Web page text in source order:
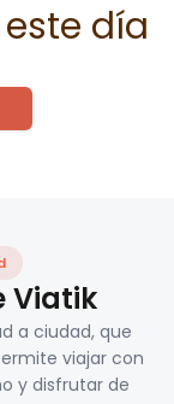
día
Viatik
a ciudad, que
viajar con
y disfrutar de